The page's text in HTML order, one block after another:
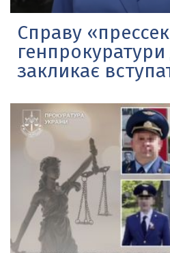
Справу
закликає